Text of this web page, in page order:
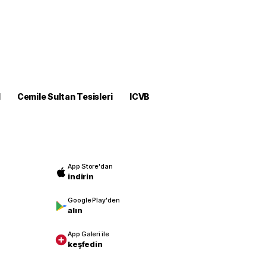
Cemile Sultan Tesisleri
ICVB
App Store'dan
indirin
Google Play'den
alın
App Galeri ile
keşfedin